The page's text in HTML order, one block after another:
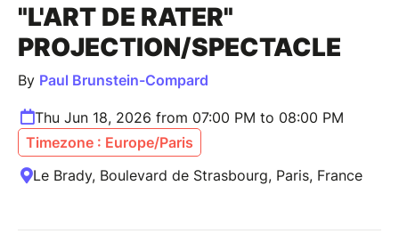
"L'ART DE RATER"
PROJECTION/SPECTACLE
By Paul Brunstein-Compard
Thu Jun 18, 2026 from 07:00 PM to 08:00 PM
Timezone : Europe/Paris
Le Brady, Boulevard de Strasbourg, Paris, France